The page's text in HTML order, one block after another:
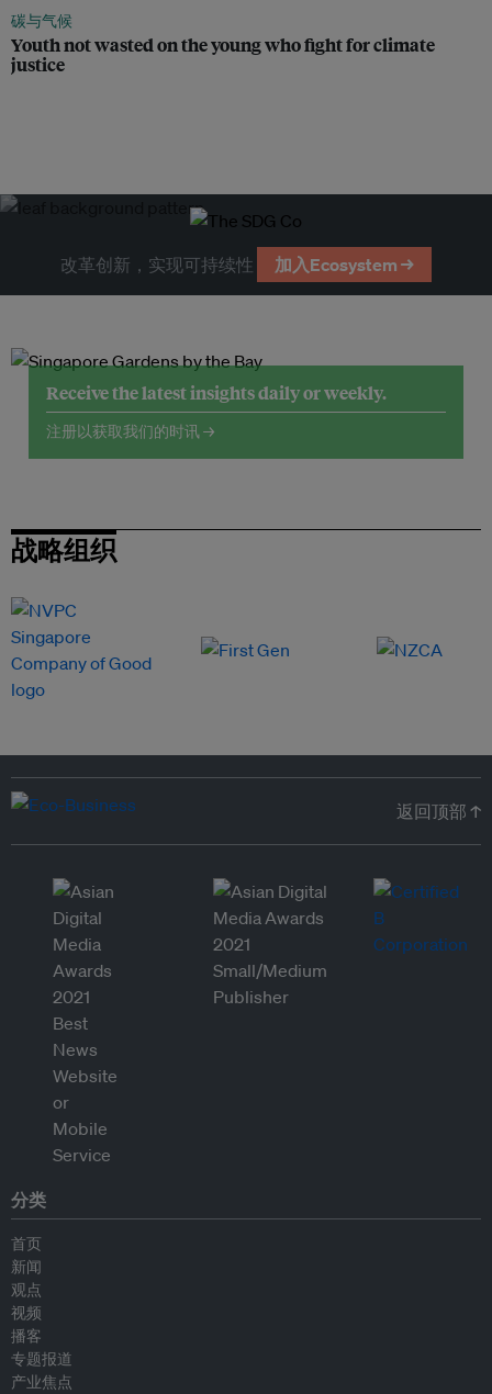
碳与气候
Youth not wasted on the young who fight for climate
justice
改革创新，实现可持续性 加入Ecosystem →
Receive the latest insights daily or weekly.
注册以获取我们的时讯 →
战略组织
返回顶部 ↑
分类
首页
新闻
观点
视频
播客
专题报道
产业焦点